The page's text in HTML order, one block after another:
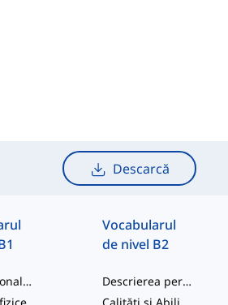
Descarcă
Date Personale și Etape ale Vieții
Vocabularul
de nivel B2
Descrierea persoanelor